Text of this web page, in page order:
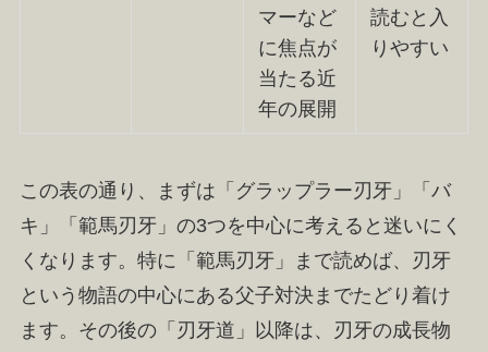
マーなど
に焦点が
当たる近
年の展開
読むと入
りやすい
この表の通り、まずは「グラップラー刃牙」「バ
キ」「範馬刃牙」の3つを中心に考えると迷いにく
くなります。特に「範馬刃牙」まで読めば、刃牙
という物語の中心にある父子対決までたどり着け
ます。その後の「刃牙道」以降は、刃牙の成長物